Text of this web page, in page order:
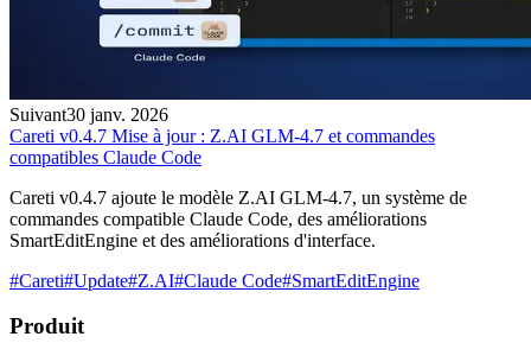
Suivant30 janv. 2026
Careti v0.4.7 Mise à jour : Z.AI GLM-4.7 et commandes
compatibles Claude Code
Careti v0.4.7 ajoute le modèle Z.AI GLM-4.7, un système de
commandes compatible Claude Code, des améliorations
SmartEditEngine et des améliorations d'interface.
#Careti#Update#Z.AI#Claude Code#SmartEditEngine
Produit